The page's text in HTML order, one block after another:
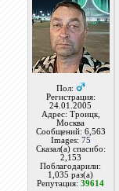
Пол:
Регистрация:
24.01.2005
Адрес: Троицк,
Москва
Сообщений: 6,563
Images: 75
Сказал(а) спасибо:
2,153
Поблагодарили:
1,035 раз(а)
Репутация:39614